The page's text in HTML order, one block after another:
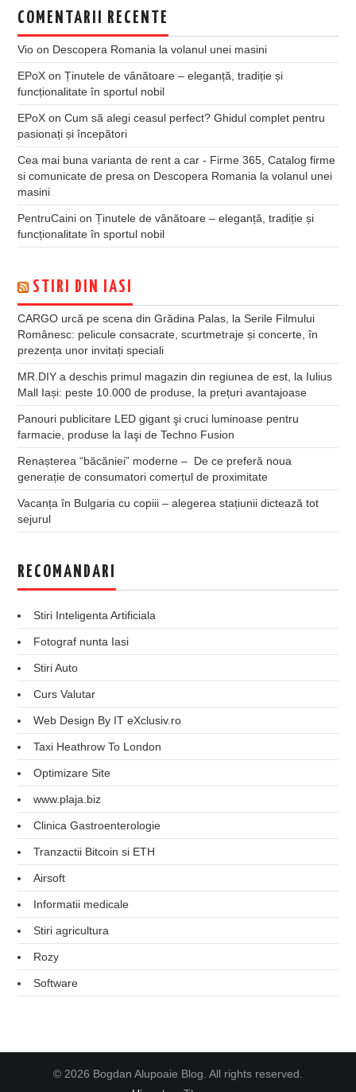
COMENTARII RECENTE
Vio on Descopera Romania la volanul unei masini
EPoX onȚinutele de vânătoare – eleganță, tradiție și
funcționalitate în sportul nobil
EPoX onCum să alegi ceasul perfect? Ghidul complet pentru
pasionați și începători
Cea mai buna varianta de rent a car - Firme 365, Catalog firme
si comunicate de presa on Descopera Romania la volanul unei
masini
PentruCaini onȚinutele de vânătoare – eleganță, tradiție și
funcționalitate în sportul nobil
STIRI DIN IASI
CARGO urcă pe scena din Grădina Palas, la Serile Filmului
Românesc: pelicule consacrate, scurtmetraje și concerte, în
prezența unor invitați speciali
MR.DIY a deschis primul magazin din regiunea de est, la Iulius
Mall Iași: peste 10.000 de produse, la prețuri avantajoase
Panouri publicitare LED gigant şi cruci luminoase pentru
farmacie, produse la Iaşi de Techno Fusion
Renașterea “băcăniei” moderne – De ce preferă noua
generație de consumatori comerțul de proximitate
Vacanța în Bulgaria cu copiii – alegerea stațiunii dictează tot
sejurul
RECOMANDARI
Stiri Inteligenta Artificiala
Fotograf nunta Iasi
Stiri Auto
Curs Valutar
Web Design By IT eXclusiv.ro
Taxi Heathrow To London
Optimizare Site
www.plaja.biz
Clinica Gastroenterologie
Tranzactii Bitcoin si ETH
Airsoft
Informatii medicale
Stiri agricultura
Rozy
Software
© 2026 Bogdan Alupoaie Blog. All rights reserved.